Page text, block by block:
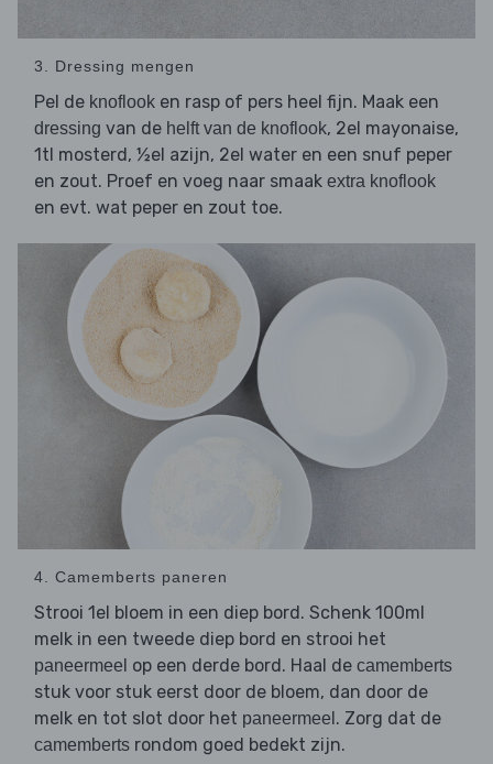
3. Dressing mengen
Pel de knoflook en rasp of pers heel fijn. Maak een
dressing van de helft van de knoflook, 2el mayonaise,
1tl mosterd, ½el azijn, 2el water en een snuf peper
en zout. Proef en voeg naar smaak extra knoflook
en evt. wat peper en zout toe.
4. Camemberts paneren
Strooi 1el bloem in een diep bord. Schenk 100ml
melk in een tweede diep bord en strooi het
paneermeel op een derde bord. Haal de camemberts
stuk voor stuk eerst door de bloem, dan door de
melk en tot slot door het paneermeel . Zorg dat de
camemberts rondom goed bedekt zijn.